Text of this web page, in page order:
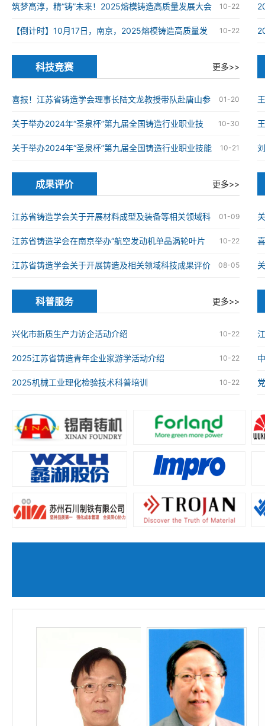
铸造高质量发展大会在南京举办 10-22
筑梦高淳，精“铸”未来！2025熔模铸造高质量发展大会
在南京高淳成功举办 10-22
【倒计时】10月17日，南京，2025熔模铸造高质量发
展大会
科技竞赛 更多>>
01-20
喜报！江苏省铸造学会理事长陆文龙教授带队赴唐山参
加第九届全国铸造行业职业技能竞赛并获奖 10-30
关于举办2024年“圣泉杯”第九届全国铸造行业职业技
能竞赛的通知 10-21
关于举办2024年“圣泉杯”第九届全国铸造行业职业技能
竞赛的通知
成果评价 更多>>
01-09
江苏省铸造学会关于开展材料成型及装备等相关领域科
技成果评价工作的通知 10-22
江苏省铸造学会在南京举办“航空发动机单晶涡轮叶片
仿生结构设计与精准制造技术”科技成果评价会 08-05
江苏省铸造学会关于开展铸造及相关领域科技成果评价
工作的通知
科普服务 更多>>
10-22
兴化市新质生产力访企活动介绍
10-22
2025江苏省铸造青年企业家游学活动介绍
10-22
2025机械工业理化检验技术科普培训